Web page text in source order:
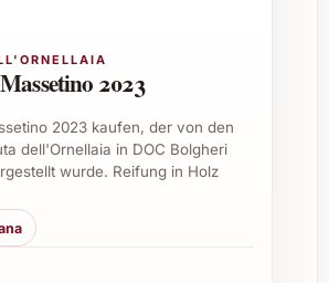
temperiert bei 16-18 °C und
für etwa eine Stunde
sich sein Aroma
kann.
Wein auch zu veganen
2023
2023 kaufen, der von den
dell'Ornellaia in DOC Bolgheri
wurde. Reifung in Holz